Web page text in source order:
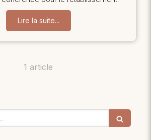
Lire la suite...
1 article